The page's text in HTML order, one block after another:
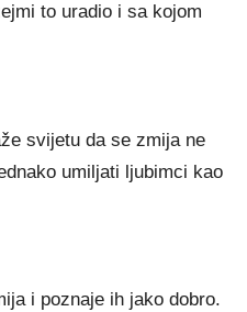
to uradio i sa kojom
svijetu da se zmija ne
umiljati ljubimci kao
i poznaje ih jako dobro.